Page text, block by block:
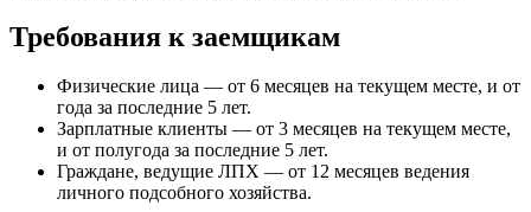
Требования к заемщикам
Физические лица — от 6 месяцев на текущем месте, и от
года за последние 5 лет.
Зарплатные клиенты — от 3 месяцев на текущем месте,
и от полугода за последние 5 лет.
Граждане, ведущие ЛПХ — от 12 месяцев ведения
личного подсобного хозяйства.